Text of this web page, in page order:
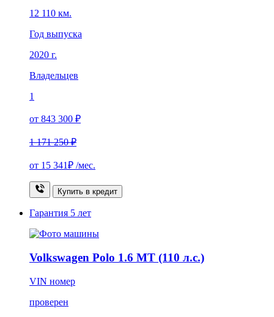
12 110 км.
Год выпуска
2020 г.
Владельцев
1
от 843 300 ₽
1 171 250 ₽
от 15 341₽ /мес.
Купить в кредит
Гарантия 5 лет
Volkswagen Polo 1.6 MT (110 л.с.)
VIN номер
проверен